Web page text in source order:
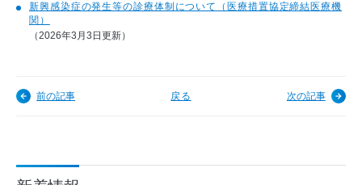
新興感染症の発生等の診療体制について（医療措置協定締結医療機
関）
（2026年3月3日更新）
前の記事 戻る 次の記事